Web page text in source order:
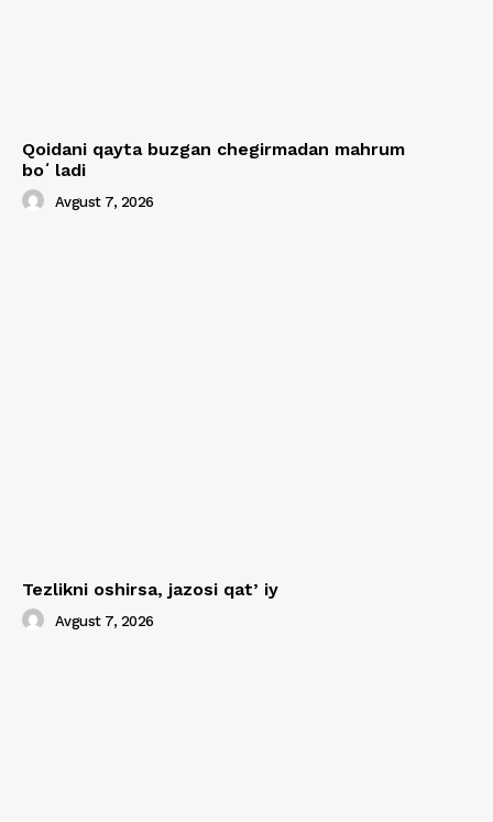
Qoidani qayta buzgan chegirmadan mahrum
boʻladi
Avgust 7, 2026
Tezlikni oshirsa, jazosi qatʼiy
Avgust 7, 2026